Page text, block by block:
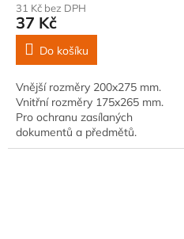
31 Kč bez DPH
37 Kč
Do košíku
Vnější rozměry 200x275 mm.
Vnitřní rozměry 175x265 mm.
Pro ochranu zasílaných
dokumentů a předmětů.
Balení 10 ks